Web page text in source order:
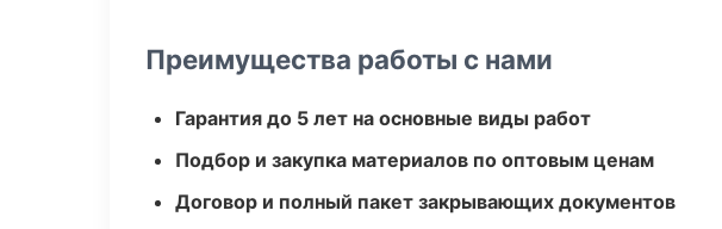
Преимущества работы с нами
Гарантия до 5 лет на основные виды работ
Подбор и закупка материалов по оптовым ценам
Договор и полный пакет закрывающих документов